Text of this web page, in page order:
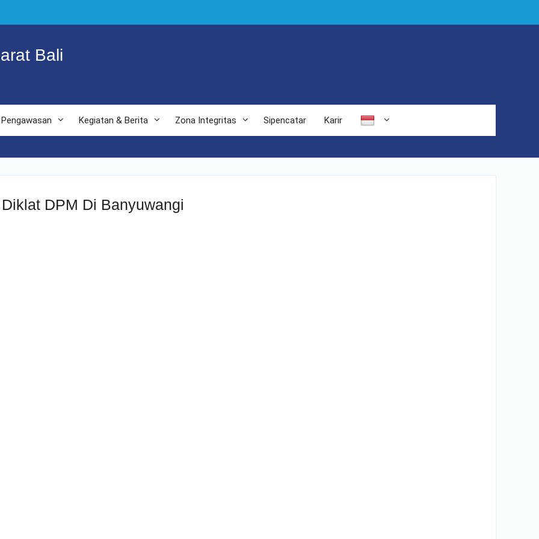
Bali
Pengawasan Kegiatan & Berita Zona Integritas Sipencatar Karir
DPM Di Banyuwangi